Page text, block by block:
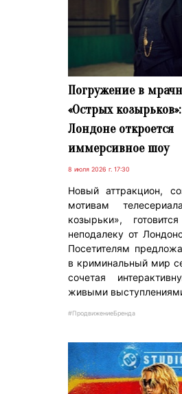
Погружение в
«Острых
Лондоне откроется
иммерсивное шоу
8 июля 2026 г. 17:30
Новый аттракцион,
мотивам
козырьки»,
неподалеку от
Посетителям
в криминальный мир
сочетая
живыми
#ПродвижениеБренда